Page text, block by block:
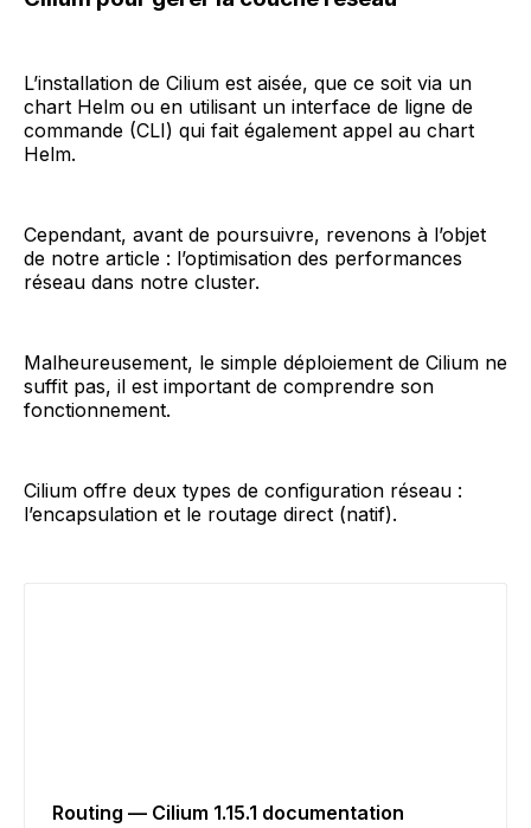
L’installation de Cilium est aisée, que ce soit via un
chart Helm ou en utilisant un interface de ligne de
commande (CLI) qui fait également appel au chart
Helm.
Cependant, avant de poursuivre, revenons à l’objet
de notre article : l’optimisation des performances
réseau dans notre cluster.
Malheureusement, le simple déploiement de Cilium ne
suffit pas, il est important de comprendre son
fonctionnement.
Cilium offre deux types de configuration réseau :
l’encapsulation et le routage direct (natif).
Routing — Cilium 1.15.1 documentation